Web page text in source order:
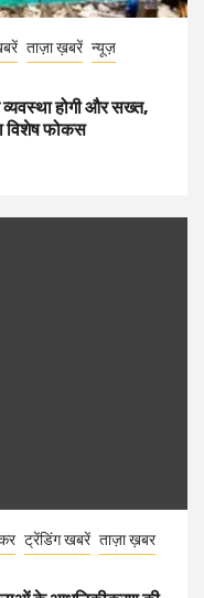
ताज़ा ख़बरें न्यूज़
व्यवस्था होगी और सख्त,
विशेष फोकस
ट्रेंडिंग खबरें ताज़ा ख़बर